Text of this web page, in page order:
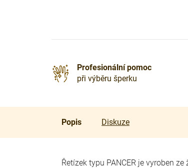
Profesionální pomoc
při výběru šperku
Popis Diskuze
Řetízek typu PANCER je vyroben